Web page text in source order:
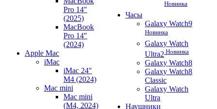
Pro 14"
(2025)
MacBook
Pro 14"
(2024)
Apple Mac
iMac
iMac 24"
M4 (2024)
Mac mini
Mac mini
(M4, 2024)
Новинка
Часы
Galaxy Watch9
Новинка
Galaxy Watch
Ultra2 Новинка
Galaxy Watch8
Galaxy Watch8
Classic
Galaxy Watch
Ultra
Наушники